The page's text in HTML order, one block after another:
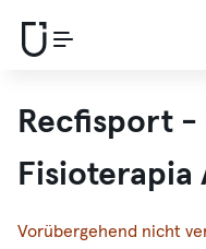
Recfisport -
Fisioterapia
Vorübergehend nicht